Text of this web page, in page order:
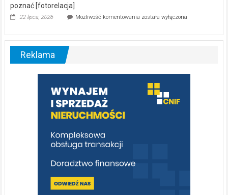
poznać [fotorelacja]
22 lipca, 2026 Możliwość komentowania Ekologiczne
–
warto
poznać
[fotorelacja]
została wyłączona
Reklama